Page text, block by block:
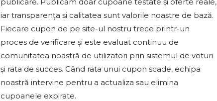
iar transparența și calitatea sunt valorile noastre de bază.
Fiecare cupon de pe site-ul nostru trece printr-un
proces de verificare și este evaluat continuu de
comunitatea noastră de utilizatori prin sistemul de voturi
și rata de succes. Când rata unui cupon scade, echipa
noastră intervine pentru a actualiza sau elimina
cupoanele expirate.